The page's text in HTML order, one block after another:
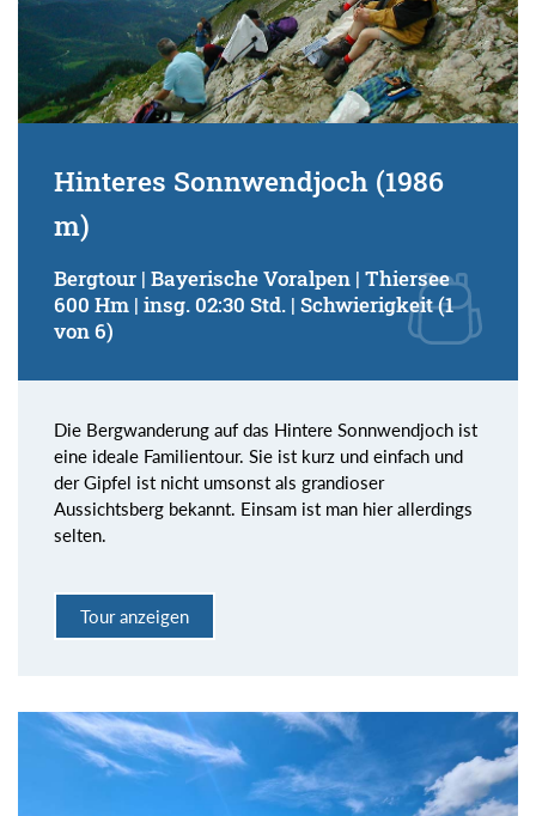
Hinteres Sonnwendjoch (1986
m)
Bergtour | Bayerische Voralpen | Thiersee
600 Hm | insg. 02:30 Std. | Schwierigkeit (1
von 6)
Die Bergwanderung auf das Hintere Sonnwendjoch ist
eine ideale Familientour. Sie ist kurz und einfach und
der Gipfel ist nicht umsonst als grandioser
Aussichtsberg bekannt. Einsam ist man hier allerdings
selten.
Tour anzeigen